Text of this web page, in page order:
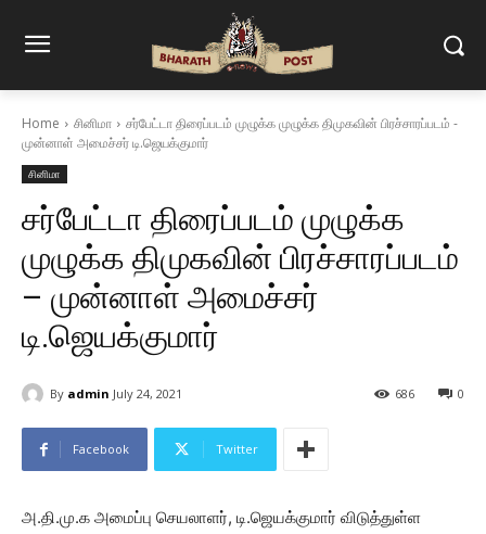
Home சினிமா
சர்பேட்டா திரைப்படம் முழுக்க முழுக்க திமுகவின் பிரச்சாரப்படம் -
முன்னாள் அமைச்சர் டி.ஜெயக்குமார்
சினிமா
சர்பேட்டா திரைப்படம் முழுக்க
முழுக்க திமுகவின் பிரச்சாரப்படம்
– முன்னாள் அமைச்சர்
டி.ஜெயக்குமார்
By admin July 24, 2021 0
686
Facebook Twitter
அ.தி.மு.க அமைப்பு செயலாளர், டி.ஜெயக்குமார் விடுத்துள்ள